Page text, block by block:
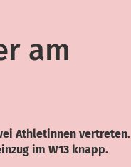
am
Athletinnen vertreten.
im W13 knapp.